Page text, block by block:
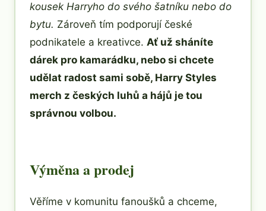
kousek Harryho do svého šatníku nebo do
bytu. Zároveň tím podporují české
podnikatele a kreativce. Ať už sháníte
dárek pro kamarádku, nebo si chcete
udělat radost sami sobě, Harry Styles
merch z českých luhů a hájů je tou
správnou volbou.
Výměna a prodej
Věříme v komunitu fanoušků a chceme,